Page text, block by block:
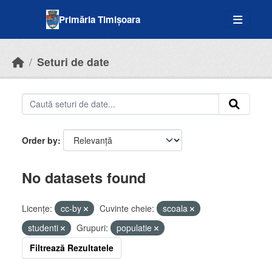
Primăria Timișoara
Seturi de date
Order by
No datasets found
Licenţe: cc-by Cuvinte cheie:
scoala
studenti
Grupuri:
populatie
Filtrează Rezultatele